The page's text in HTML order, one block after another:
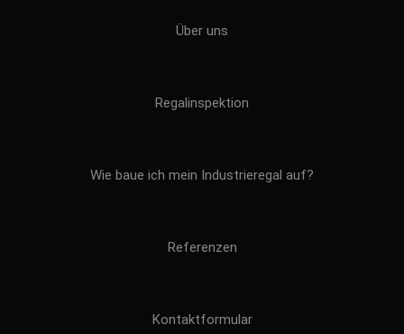
Über uns
Regalinspektion
Wie baue ich mein Industrieregal auf?
Referenzen
Kontaktformular